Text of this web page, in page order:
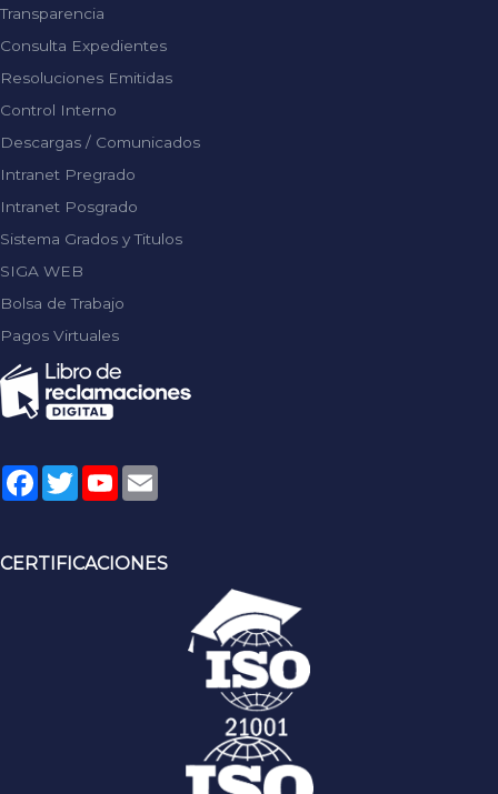
Transparencia
Consulta Expedientes
Resoluciones Emitidas
Control Interno
Descargas / Comunicados
Intranet Pregrado
Intranet Posgrado
Sistema Grados y Titulos
SIGA WEB
Bolsa de Trabajo
Pagos Virtuales
Facebook
TwitterYouTube
CERTIFICACIONES